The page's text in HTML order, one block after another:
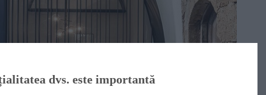
dvs. este importantă